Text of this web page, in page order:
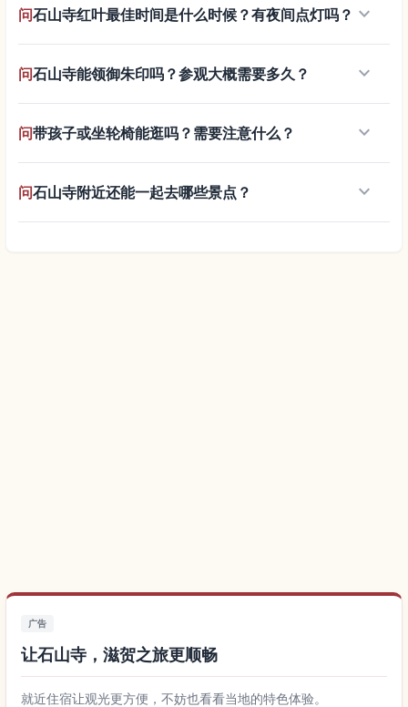
问石山寺红叶最佳时间是什么时候？有夜间点灯吗？ keyboard_arrow_down
问石山寺能领御朱印吗？参观大概需要多久？ keyboard_arrow_down
问带孩子或坐轮椅能逛吗？需要注意什么？ keyboard_arrow_down
问石山寺附近还能一起去哪些景点？ keyboard_arrow_down
广告
让石山寺，滋贺之旅更顺畅
就近住宿让观光更方便，不妨也看看当地的特色体验。